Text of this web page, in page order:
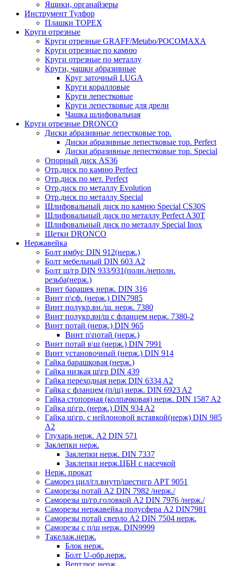
Ящики, органайзеры
Инструмент Тулфор
Плашки ТОРЕХ
Круги отрезные
Круги отрезные GRAFF/Metabo/РОСОМАХА
Круги отрезные по камню
Круги отрезные по металлу
Круги, чашки абразивные
Круг заточный LUGA
Круги коралловые
Круги лепестковые
Круги лепестковые для дрели
Чашка шлифовальная
Круги отрезные DRONCO
Диски абразивные лепестковые тор.
Диски абразивные лепестковые тор. Perfect
Диски абразивные лепестковые тор. Speciаl
Опорный диск AS36
Отр.диск по камню Perfect
Отр.диск по мет. Perfect
Отр.диск по металлу Evolution
Отр.диск по металлу Special
Шлифовальный диск по камню Special CS30S
Шлифовальный диск по металлу Perfect A30T
Шлифовальный диск по металлу Special Inox
Щетки DRONCO
Нержавейка
Болт имбус DIN 912(нерж.)
Болт мебельный DIN 603 А2
Болт ш/гр DIN 933/931(полн./неполн.
резьба(нерж.)
Винт барашек нерж. DIN 316
Винт п\сф. (нерж.) DIN7985
Винт полукр.вн./ш. нерж. 7380
Винт полукр.вн/ш с фланцем нерж. 7380-2
Винт потай (нерж.) DIN 965
Винт п\потай (нерж.)
Винт потай в\ш (нерж.) DIN 7991
Винт установочный (нерж.) DIN 914
Гайка барашковая (нерж.)
Гайка низкая ш\гр DIN 439
Гайка переходная нерж DIN 6334 A2
Гайка с фланцем (п/ш) нерж. DIN 6923 A2
Гайка стопорная (колпачковая) нерж. DIN 1587 A2
Гайка ш\гр. (нерж.) DIN 934 A2
Гайка ш\гр. с нейлоновой вставкой(нерж) DIN 985
A2
Глухарь нерж. А2 DIN 571
Заклепки нерж.
Заклепки нерж. DIN 7337
Заклепки нерж.ЦБН с насечкой
Нерж. прокат
Саморез цил/гл.внутр/шестигр АРТ 9051
Саморезы потай А2 DIN 7982 /нерж./
Саморезы ш/гр.головкой А2 DIN 7976 /нерж./
Саморезы нержавейка полусфера А2 DIN7981
Саморезы потай сверло А2 DIN 7504 нерж.
Саморезы с п/ш нерж. DIN9999
Такелаж.нерж.
Блок нерж.
Болт U-обр.нерж.
Вертлюг нерж.